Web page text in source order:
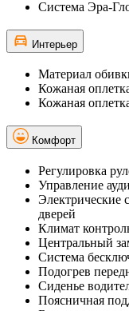
Система Эра-
Интерьер
Материал
Кожаная
Кожаная
Комфорт
Регулировка
Управление
Электрические
дверей
Климат
Центральный
Система
Подогрев
Сиденье
Поясничная